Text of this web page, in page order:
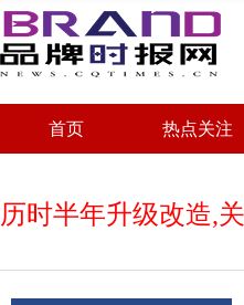
首页 热点关注
历时半年升级改造,